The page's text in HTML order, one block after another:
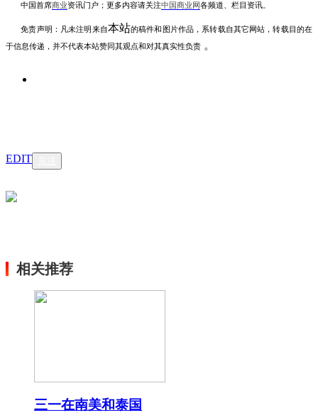
中国首席商业资讯门户；更多内容请关注中国商业网各频道、栏目资讯
免责声明：凡未注明 来自本站的稿件和图片作品，系转载自其它网站，转载目的在
于信息传递，并不代表本站赞同其观点和对其真实性负责 。
EDIT
相关推荐
三一在南美和泰国